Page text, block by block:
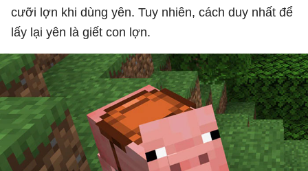
cưỡi lợn khi dùng yên. Tuy nhiên, cách duy nhất để
lấy lại yên là giết con lợn.